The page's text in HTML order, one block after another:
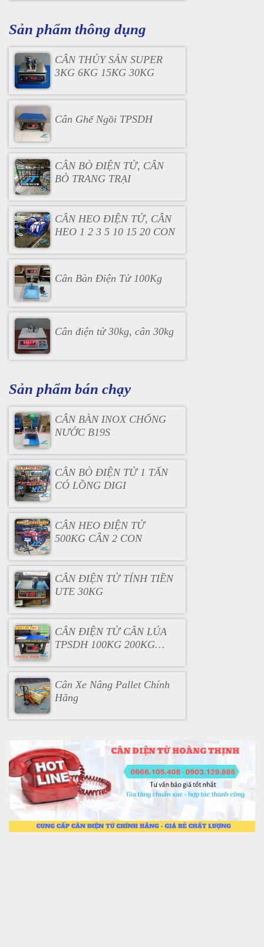
Sản phẩm thông dụng
CÂN THỦY SẢN SUPER
3KG 6KG 15KG 30KG
Cân Ghế Ngồi TPSDH
CÂN BÒ ĐIỆN TỬ, CÂN
BÒ TRANG TRẠI
CÂN HEO ĐIỆN TỬ, CÂN
HEO 1 2 3 5 10 15 20 CON
Cân Bàn Điện Tử 100Kg
Cân điện tử 30kg, cân 30kg
Sản phẩm bán chạy
CÂN BÀN INOX CHỐNG
NƯỚC B19S
CÂN BÒ ĐIỆN TỬ 1 TẤN
CÓ LỒNG DIGI
CÂN HEO ĐIỆN TỬ
500KG CÂN 2 CON
CÂN ĐIỆN TỬ TÍNH TIỀN
UTE 30KG
CÂN ĐIỆN TỬ CÂN LÚA
TPSDH 100KG 200KG
Cân Xe Nâng Pallet Chính
Hãng